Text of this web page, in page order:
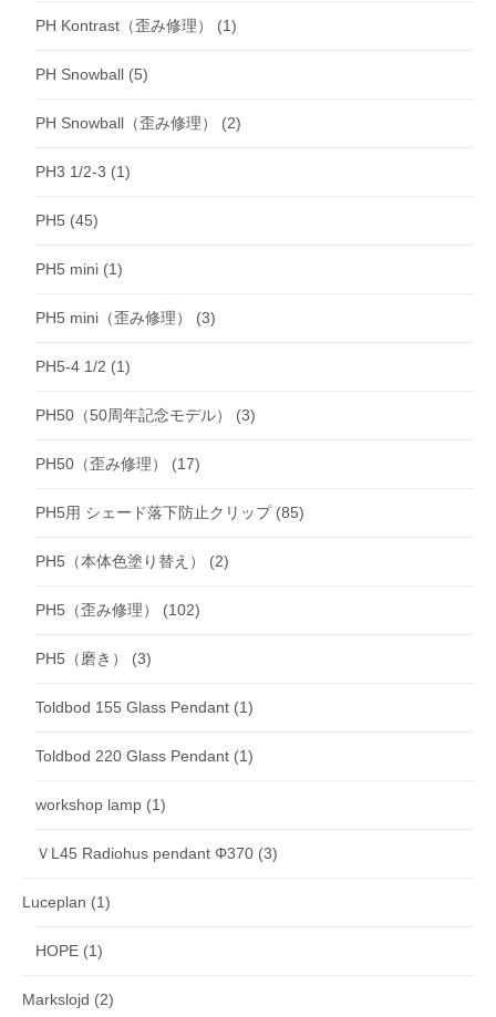
PH Kontrast（歪み修理） (1)
PH Snowball (5)
PH Snowball（歪み修理） (2)
PH3 1/2-3 (1)
PH5 (45)
PH5 mini (1)
PH5 mini（歪み修理） (3)
PH5-4 1/2 (1)
PH50（50周年記念モデル） (3)
PH50（歪み修理） (17)
PH5用 シェード落下防止クリップ(85)
PH5（本体色塗り替え） (2)
PH5（歪み修理） (102)
PH5（磨き） (3)
Toldbod 155 Glass Pendant (1)
Toldbod 220 Glass Pendant (1)
workshop lamp (1)
ＶL45 Radiohus pendant Φ370 (3)
Luceplan (1)
HOPE (1)
Markslojd (2)